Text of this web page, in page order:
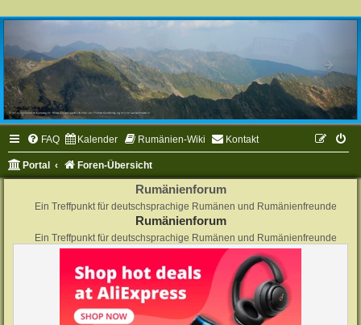
FAQ Kalender Rumänien-Wiki Kontakt
Portal Foren-Übersicht
Rumänienforum
Ein Treffpunkt für deutschsprachige Rumänen und Rumänienfreunde
Rumänienforum
Ein Treffpunkt für deutschsprachige Rumänen und Rumänienfreunde